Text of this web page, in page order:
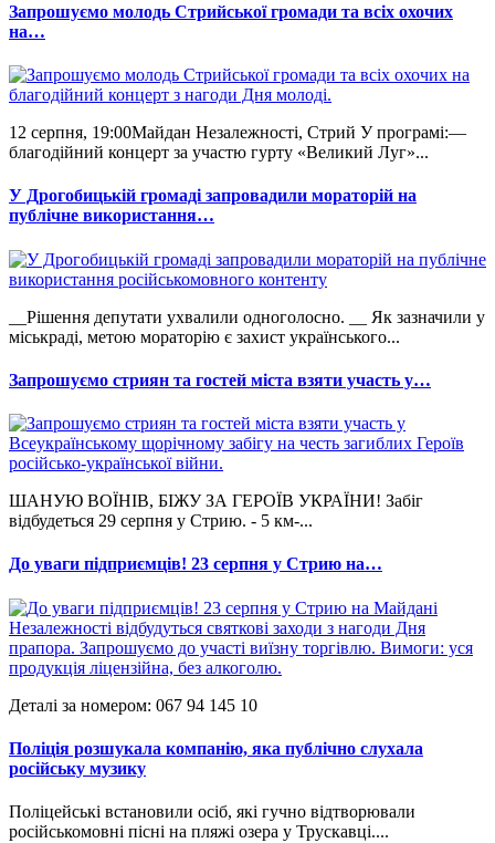
Запрошуємо молодь Стрийської громади та всіх охочих
на…
12 серпня, 19:00Майдан Незалежності, Стрий У програмі:—
благодійний концерт за участю гурту «Великий Луг»...
У Дрогобицькій громаді запровадили мораторій на
публічне використання…
__Рішення депутати ухвалили одноголосно. __ Як зазначили у
міськраді, метою мораторію є захист українського...
Запрошуємо стриян та гостей міста взяти участь у…
ШАНУЮ ВОЇНІВ, БІЖУ ЗА ГЕРОЇВ УКРАЇНИ! Забіг
відбудеться 29 серпня у Стрию. - 5 км-...
До уваги підприємців! 23 серпня у Стрию на…
Деталі за номером: 067 94 145 10
Поліція розшукала компанію, яка публічно слухала
російську музику
Поліцейські встановили осіб, які гучно відтворювали
російськомовні пісні на пляжі озера у Трускавці....